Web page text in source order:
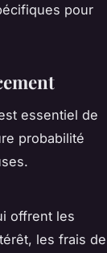
pour
essentiel de
probabilité
offrent les
les frais de